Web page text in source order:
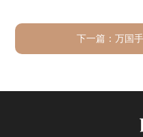
下一篇： 万国